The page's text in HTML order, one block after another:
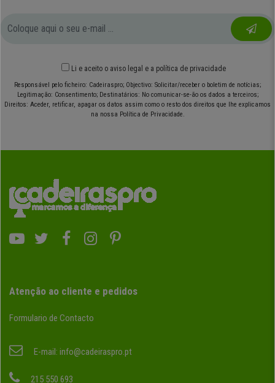
Li e aceito o aviso legal e a política de privacidade
Responsável pelo ficheiro: Cadeiraspro; Objectivo: Solicitar/receber o boletim de notícias;
Legitimação: Consentimento; Destinatários: No comunicar-se-ão os dados a terceiros;
Direitos: Aceder, retificar, apagar os datos assim como o resto dos direitos que lhe explicamos
na nossa Política de Privacidade.
Atenção ao cliente e pedidos
Formulario de Contacto
E-mail: info@cadeiraspro.pt
215 550 693